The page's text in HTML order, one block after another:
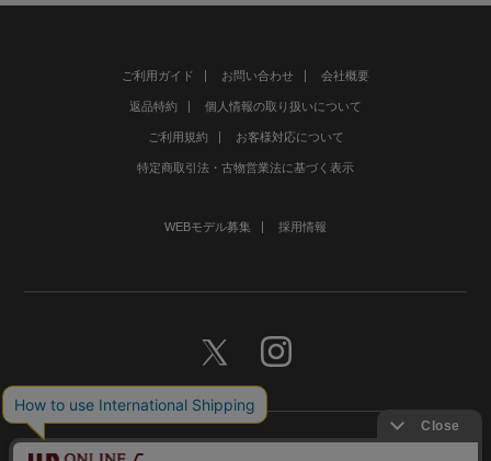
ご利用ガイド お問い合わせ 会社概要
返品特約 個人情報の取り扱いについて
ご利用規約 お客様対応について
特定商取引法・古物営業法に基づく表示
WEBモデル募集 採用情報